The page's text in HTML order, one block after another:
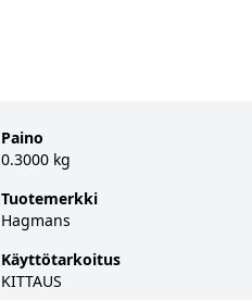
Paino
0.3000 kg
Tuotemerkki
Hagmans
Käyttötarkoitus
KITTAUS